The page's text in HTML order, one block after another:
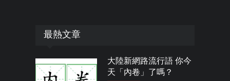
最熱文章
大陸新網路流行語 你今
天「內卷」了嗎？